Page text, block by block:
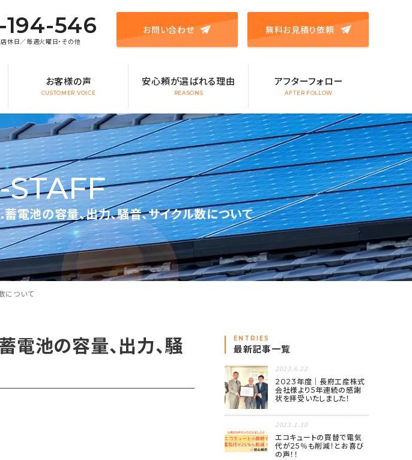
194-546
日／毎週火曜日・その他
お問い合わせ 無料お見積り依頼
お客様の声
CUSTOMER VOICE
安心頼が選ばれる理由
REASONS
アフターフォロー
AFTER FOLLOW
池の容量、出力、騒音、サイクル数について
について
池の容量、出力、騒
ENTRIES
最新記事一覧
2023.6.22
2023年度｜長府工産株式
会社様より5年連続の感謝
状を拝受いたしました！
2023.1.30
エコキュートの買替で電気
代が25％も削減！とお喜び
の声！！